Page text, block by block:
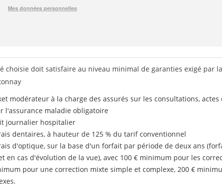
choisie doit satisfaire au niveau minimal de garanties exigé par
modérateur à la charge des assurés sur les consultations, actes
l'assurance maladie obligatoire
journalier hospitalier
dentaires, à hauteur de 125 % du tarif conventionnel
d'optique, sur la base d'un forfait par période de deux ans
en cas d'évolution de la vue), avec 100 € minimum pour les
pour une correction mixte simple et complexe, 200 €